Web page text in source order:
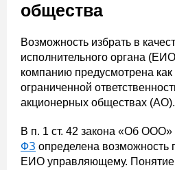
общества
Возможность избрать в
исполнительного органа
компанию предусмотрена
ограниченной
акционерных обществах (АО).
В п. 1 ст. 42 закона «Об ООО»
ФЗ определена возможность
ЕИО управляющему.